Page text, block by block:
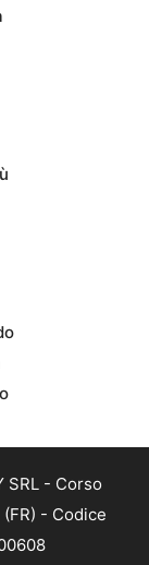
SRL - Corso
- Codice